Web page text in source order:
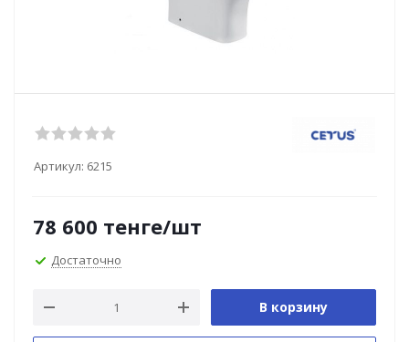
Артикул: 6215
78 600 тенге/шт
Достаточно
В корзину